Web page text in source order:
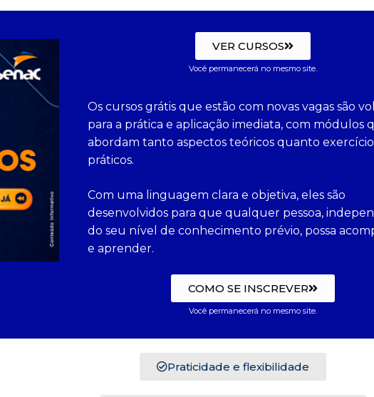
VER CURSOS
Você permanecerá no mesmo site.
Os cursos grátis que estão com novas vagas são
para a prática e aplicação imediata, com módulos
abordam tanto aspectos teóricos quanto
práticos.
Com uma linguagem clara e objetiva, eles são
desenvolvidos para que qualquer pessoa,
do seu nível de conhecimento prévio, possa
e aprender.
COMO SE INSCREVER
Você permanecerá no mesmo site.
Praticidade e flexibilidade